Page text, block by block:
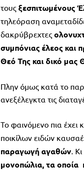
τους ξεσπιτωμένους
τηλεόραση
δακρύβρεχτες
συμπόνιας έλεος και
Θεό Της και δικό μας
Πλην όμως κατά το
ανεξέλεγκτα τις
Το φαινόμενο πια έχει
ποικίλων ειδών
παραγωγή αγαθών.
μονοπώλια, τα οποία